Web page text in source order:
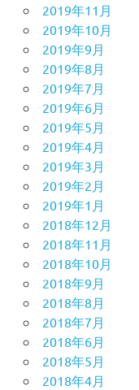
2019年11月
2019年10月
2019年9月
2019年8月
2019年7月
2019年6月
2019年5月
2019年4月
2019年3月
2019年2月
2019年1月
2018年12月
2018年11月
2018年10月
2018年9月
2018年8月
2018年7月
2018年6月
2018年5月
2018年4月